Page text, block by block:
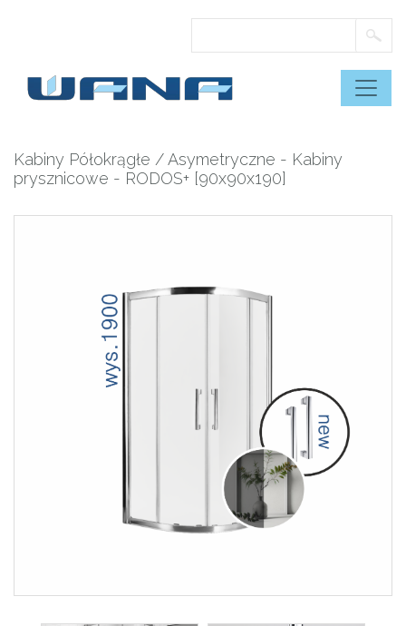
Kabiny Półokrągłe / Asymetryczne - Kabiny
prysznicowe - RODOS+ [90x90x190]